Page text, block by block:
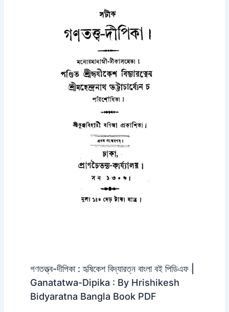
গণতত্ত্ব-দীপিকা : হৃষিকেশ বিদ্যারত্ন বাংলা বই পিডিএফ |
Ganatatwa-Dipika : By Hrishikesh
Bidyaratna Bangla Book PDF